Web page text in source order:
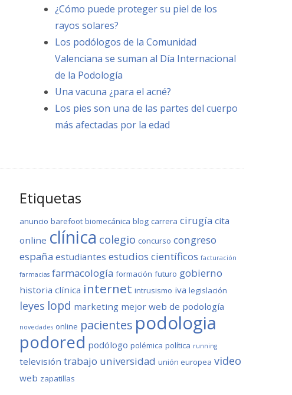
¿Cómo puede proteger su piel de los
rayos solares?
Los podólogos de la Comunidad
Valenciana se suman al Día Internacional
de la Podología
Una vacuna ¿para el acné?
Los pies son una de las partes del cuerpo
más afectadas por la edad
Etiquetas
anuncio barefoot biomecánica blog carrera cirugía cita
online clínica colegio concurso congreso
españa estudiantes estudios científicos facturación
farmacias farmacología formación futuro gobierno
historia clínica internet intrusismo iva legislación
leyes lopd marketing mejor web de podología
novedades online pacientes podologia
podored podólogo polémica política running
televisión trabajo universidad unión europea video
web zapatillas